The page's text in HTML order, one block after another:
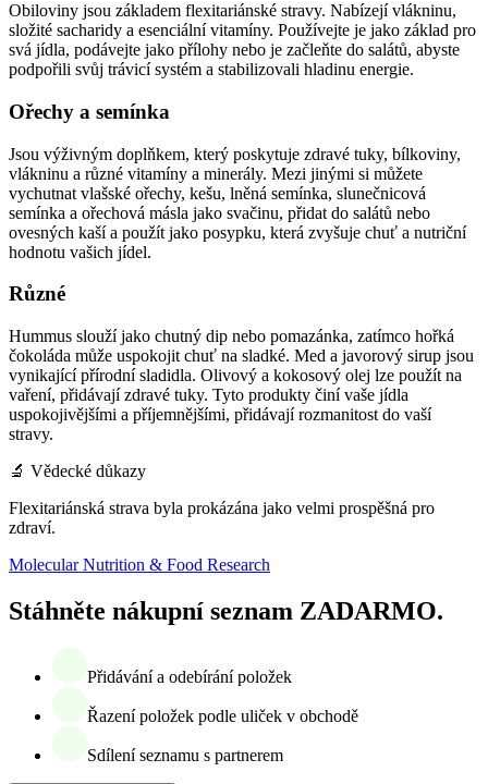
Obiloviny jsou základem flexitariánské stravy. Nabízejí vlákninu,
složité sacharidy a esenciální vitamíny. Používejte je jako základ pro
svá jídla, podávejte jako přílohy nebo je začleňte do salátů, abyste
podpořili svůj trávicí systém a stabilizovali hladinu energie.
Ořechy a semínka
Jsou výživným doplňkem, který poskytuje zdravé tuky, bílkoviny,
vlákninu a různé vitamíny a minerály. Mezi jinými si můžete
vychutnat vlašské ořechy, kešu, lněná semínka, slunečnicová
semínka a ořechová másla jako svačinu, přidat do salátů nebo
ovesných kaší a použít jako posypku, která zvyšuje chuť a nutriční
hodnotu vašich jídel.
Různé
Hummus slouží jako chutný dip nebo pomazánka, zatímco hořká
čokoláda může uspokojit chuť na sladké. Med a javorový sirup jsou
vynikající přírodní sladidla. Olivový a kokosový olej lze použít na
vaření, přidávají zdravé tuky. Tyto produkty činí vaše jídla
uspokojivějšími a příjemnějšími, přidávají rozmanitost do vaší
stravy.
🔬 Vědecké důkazy
Flexitariánská strava byla prokázána jako velmi prospěšná pro
zdraví.
Molecular Nutrition & Food Research
Stáhněte nákupní seznam ZADARMO.
Přidávání a odebírání položek
Řazení položek podle uliček v obchodě
Sdílení seznamu s partnerem